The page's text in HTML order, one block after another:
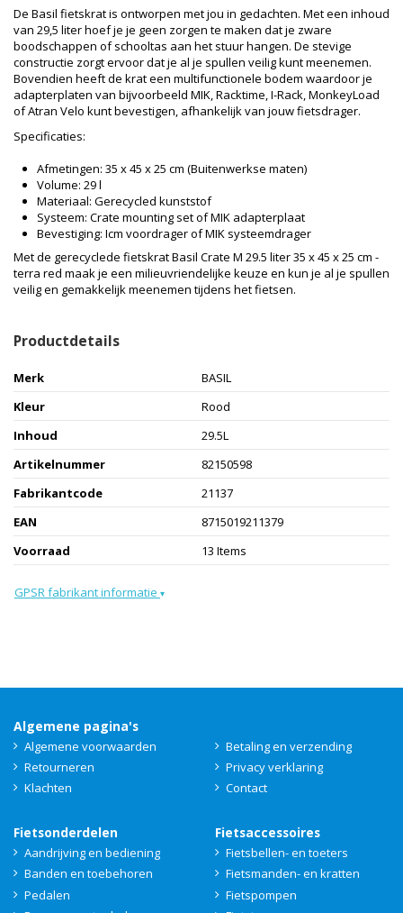
De Basil fietskrat is ontworpen met jou in gedachten. Met een inhoud
van 29,5 liter hoef je je geen zorgen te maken dat je zware
boodschappen of schooltas aan het stuur hangen. De stevige
constructie zorgt ervoor dat je al je spullen veilig kunt meenemen.
Bovendien heeft de krat een multifunctionele bodem waardoor je
adapterplaten van bijvoorbeeld MIK, Racktime, I-Rack, MonkeyLoad
of Atran Velo kunt bevestigen, afhankelijk van jouw fietsdrager.
Specificaties:
Afmetingen: 35 x 45 x 25 cm (Buitenwerkse maten)
Volume: 29 l
Materiaal: Gerecycled kunststof
Systeem: Crate mounting set of MIK adapterplaat
Bevestiging: Icm voordrager of MIK systeemdrager
Met de gerecyclede fietskrat Basil Crate M 29.5 liter 35 x 45 x 25 cm -
terra red maak je een milieuvriendelijke keuze en kun je al je spullen
veilig en gemakkelijk meenemen tijdens het fietsen.
Productdetails
Merk
BASIL
Kleur
Rood
Inhoud
29.5L
Artikelnummer
82150598
Fabrikantcode
21137
EAN
8715019211379
Voorraad
13 Items
GPSR fabrikant informatie ▾
Algemene pagina's
Algemene voorwaarden
Betaling en verzending
Retourneren
Privacy verklaring
Klachten
Contact
Fietsonderdelen
Aandrijving en bediening
Banden en toebehoren
Pedalen
Fietsaccessoires
Fietsbellen- en toeters
Fietsmanden- en kratten
Fietspompen